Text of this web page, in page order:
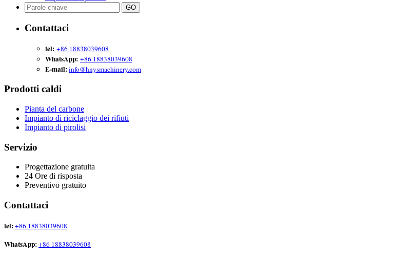
Contattaci
tel: +86 18838039608
WhatsApp: +86 18838039608
E-mail:info@hnysmachinery.com
Prodotti caldi
Pianta del carbone
Impianto di riciclaggio dei rifiuti
Impianto di pirolisi
Servizio
Progettazione gratuita
24 Ore di risposta
Preventivo gratuito
Contattaci
tel:+86 18838039608
WhatsApp:+86 18838039608